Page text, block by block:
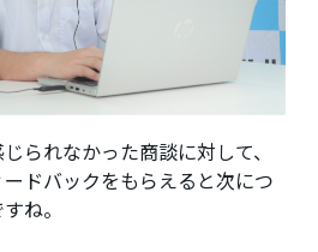
られなかった商談に対して、
ドバックをもらえると次につ
ね。